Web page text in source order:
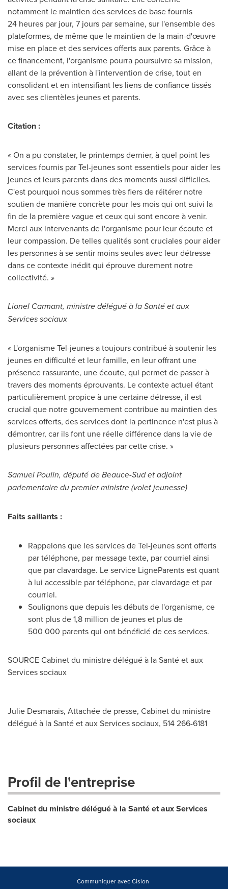
notamment le maintien des services de basefournis
24 heures par jour, 7 jours par semaine, sur l'ensemble des
plateformes, de même que le maintien de la main-d'œuvre
mise en place et des services offerts aux parents. Grâce à
ce financement, l'organisme pourra poursuivre sa mission,
allant de la prévention à l'intervention de crise, tout en
consolidant et en intensifiant les liens de confiance tissés
avec ses clientèles jeunes et parents.
Citation :
« On a pu constater, le printemps dernier, à quel point les
servicesfournis par Tel-jeunes sont essentiels pour aider les
jeunes et leurs parents dans des moments aussi difficiles.
C'est pourquoi nous sommes très fiers de réitérer notre
soutien de manière concrète pour les mois qui ont suivi la
fin de la première vague et ceux qui sont encore à venir.
Merci aux intervenants de l'organisme pour leur écoute et
leur compassion. De telles qualités sont cruciales pour aider
les personnes à se sentir moins seules avec leur détresse
dans ce contexte inédit qui éprouve durement notre
collectivité. »
Lionel Carmant, ministre délégué à la Santé et aux
Services sociaux
« L'organisme Tel-jeunes a toujours contribué à soutenir les
jeunes en difficulté et leur famille, en leur offrant une
présence rassurante, une écoute, qui permet de passer à
travers des moments éprouvants. Le contexte actuel étant
particulièrement propice à une certaine détresse, il est
crucial que notre gouvernement contribue au maintien des
services offerts, des services dont la pertinence n'est plus à
démontrer, car ils font une réelle différence dans la vie de
plusieurs personnes affectées par cette crise. »
Samuel Poulin, député de Beauce-Sud et adjoint
parlementaire du premier ministre (volet jeunesse)
Faits saillants :
Rappelons que les services de Tel-jeunes sont offerts
par téléphone, par message texte, par courriel ainsi
que par clavardage. Le service LigneParents est quant
à lui accessible par téléphone, par clavardage et par
courriel.
Soulignons que depuis les débuts de l'organisme, ce
sont plus de 1,8 million de jeunes et plus de
500 000 parents qui ont bénéficié de ces services.
SOURCE Cabinet du ministre délégué à la Santé et aux
Services sociaux
Julie Desmarais, Attachée de presse, Cabinet du ministre
délégué à la Santé et aux Services sociaux, 514 266-6181
Profil de l'entreprise
Cabinet du ministre délégué à la Santé et aux Services
sociaux
Communiquer avec Cision